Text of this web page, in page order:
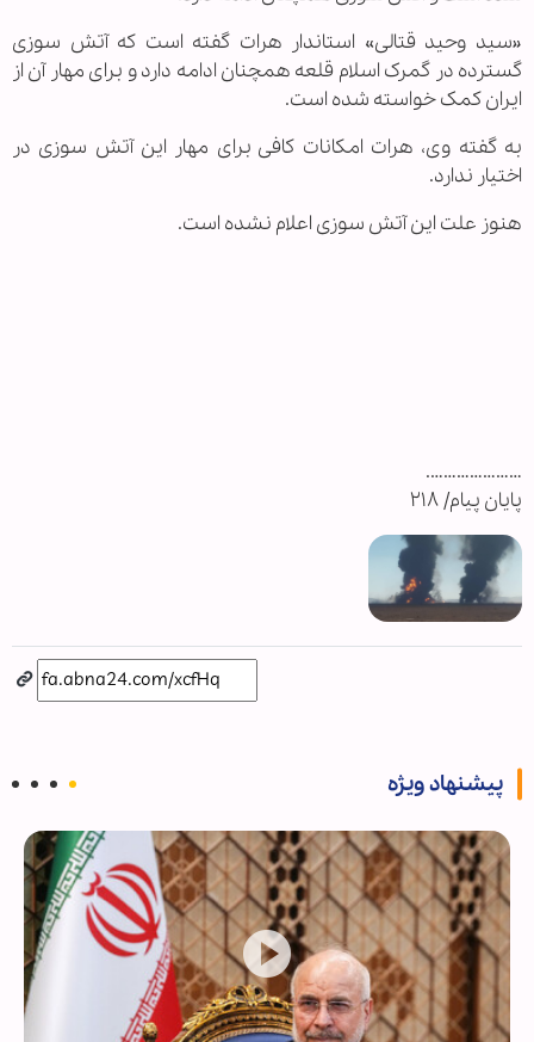
«سید وحید قتالی» استاندار هرات گفته است که آتش سوزی
گسترده در گمرک اسلام قلعه همچنان ادامه دارد و برای مهار آن از
ایران کمک خواسته شده است.
به گفته وی، هرات امکانات کافی برای مهار این آتش سوزی در
اختیار ندارد.
هنوز علت این آتش سوزی اعلام نشده است.
………………….
پایان پیام/ ۲۱۸
پیشنهاد ویژه